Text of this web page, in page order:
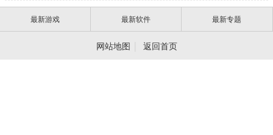
最新游戏 最新软件 最新专题
网站地图 返回首页